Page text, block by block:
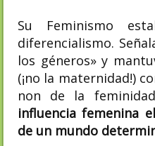
Su Feminismo
diferencialismo.
los géneros» y
(¡no la maternidad!)
non de la
influencia femenina
de un mundo